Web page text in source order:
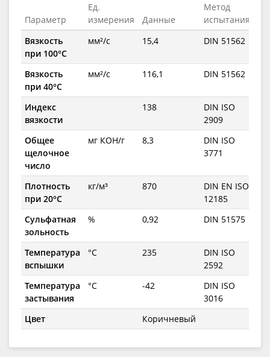
Параметр
Ед.
измерения
Данные
Метод
испытания
Вязкость
при 100°C
мм²/с 15,4 DIN 51562
Вязкость
при 40°C
мм²/с 116,1 DIN 51562
Индекс
вязкости
138
DIN ISO
2909
Общее
щелочное
число
мг КОН/г 8,3
DIN ISO
3771
Плотность
при 20°C
кг/м³ 870
DIN EN ISO
12185
Сульфатная
зольность
% 0,92 DIN 51575
Температура
вспышки
°C 235
DIN ISO
2592
Температура
застывания
°C -42
DIN ISO
3016
Цвет
Коричневый